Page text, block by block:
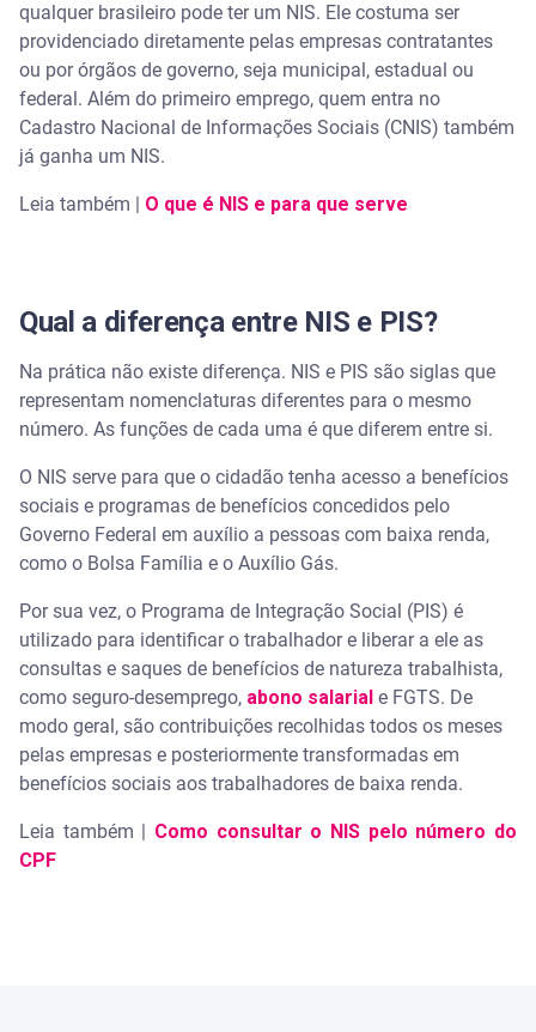
qualquer brasileiro pode ter um NIS. Ele costuma ser
providenciado diretamente pelas empresas contratantes
ou por órgãos de governo, seja municipal, estadual ou
federal. Além do primeiro emprego, quem entra no
Cadastro Nacional de Informações Sociais (CNIS) também
já ganha um NIS.
Leia também | O que é NIS e para que serve
Qual a diferença entre NIS e PIS?
Na prática não existe diferença. NIS e PIS são siglas que
representam nomenclaturas diferentes para o mesmo
número. As funções de cada uma é que diferem entre si.
O NIS serve para que o cidadão tenha acesso a benefícios
sociais e programas de benefícios concedidos pelo
Governo Federal em auxílio a pessoas com baixa renda,
como o Bolsa Família e o Auxílio Gás.
Por sua vez, o Programa de Integração Social (PIS) é
utilizado para identificar o trabalhador e liberar a ele as
consultas e saques de benefícios de natureza trabalhista,
como seguro-desemprego, abono salarial e FGTS. De
modo geral, são contribuições recolhidas todos os meses
pelas empresas e posteriormente transformadas em
benefícios sociais aos trabalhadores de baixa renda.
Leia também | Como consultar o NIS pelo número do
CPF